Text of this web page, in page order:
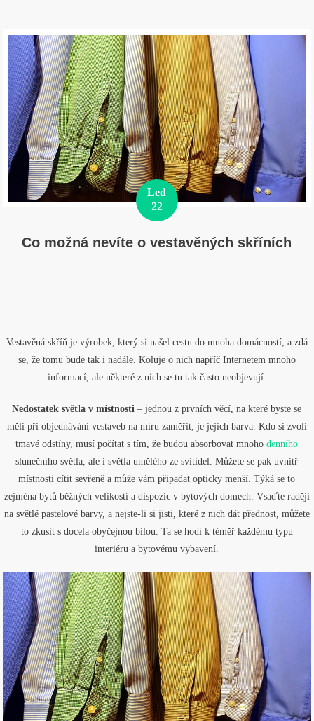
Led
22
Co možná nevíte o vestavěných skříních
Vestavěná skříň je výrobek, který si našel cestu do mnoha domácností, a zdá
se, že tomu bude tak i nadále. Koluje o nich napříč Internetem mnoho
informací, ale některé z nich se tu tak často neobjevují.
Nedostatek světla v místnosti – jednou z prvních věcí, na které byste se
měli při objednávání vestaveb na míru zaměřit, je jejich barva. Kdo si zvolí
tmavé odstíny, musí počítat s tím, že budou absorbovat mnoho denního
slunečního světla, ale i světla umělého ze svítidel. Můžete se pak uvnitř
místnosti cítit sevřeně a může vám připadat opticky menší. Týká se to
zejména bytů běžných velikostí a dispozic v bytových domech. Vsaďte raději
na světlé pastelové barvy, a nejste-li si jisti, které z nich dát přednost, můžete
to zkusit s docela obyčejnou bílou. Ta se hodí k téměř každému typu
interiéru a bytovému vybavení.